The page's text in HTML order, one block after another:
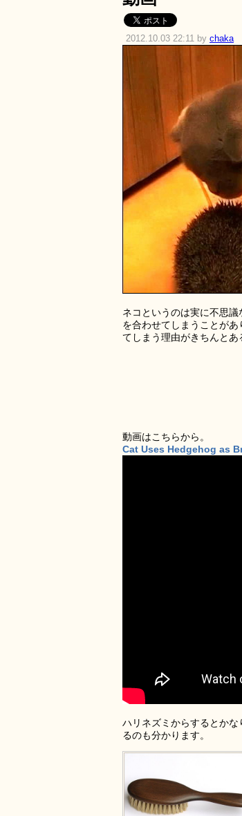
2012.10.03 22:11 by chaka
ネコというのは実に不思
を合わせてしまうことが
てしまう理由がきちんとあ
動画はこちらから。
Cat Uses Hedgehog as
ハリネズミからするとか
るのも分かります。